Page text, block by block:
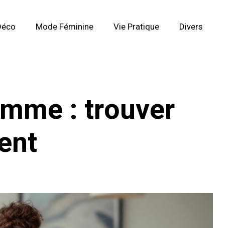
Mode Féminine Vie Pratique Divers
: trouver